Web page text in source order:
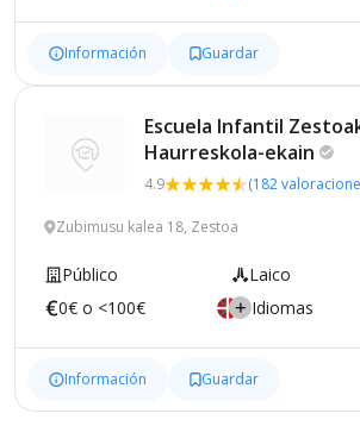
Información Guardar
Escuela Infantil
Haurreskola-ekain
4.9 (182
Zubimusu kalea 18, Zestoa
Público Laico
0€ o <100€
Idiomas
Información Guardar